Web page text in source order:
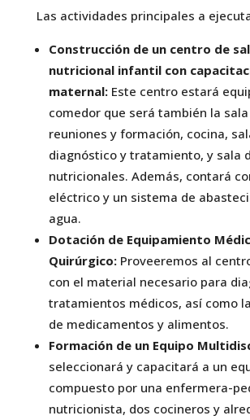
Las actividades principales a
Construcción de un centro de
nutricional infantil con
maternal:Este centro estará
comedor que será también la
reuniones y formación, cocina,
diagnóstico y tratamiento, y sala
nutricionales. Además, contará
eléctrico y un sistema de
agua.
Dotación de Equipamiento
Quirúrgico:Proveeremos al
con el material necesario para
tratamientos médicos, así como
de medicamentos y alimentos.
Formación de un Equipo
seleccionará y capacitará a un
compuesto por una enfermera-
nutricionista, dos cocineros y